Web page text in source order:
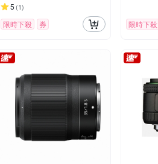
5 (1)
限時下殺 券 限時下殺